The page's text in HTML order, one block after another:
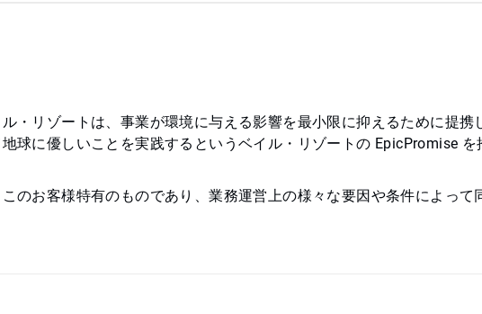
・リゾートは、事業が環境に与える影響を最小限に抑えるために提携
球に優しいことを実践するというベイル・リゾートの EpicPromise を
のお客様特有のものであり、業務運営上の様々な要因や条件によって